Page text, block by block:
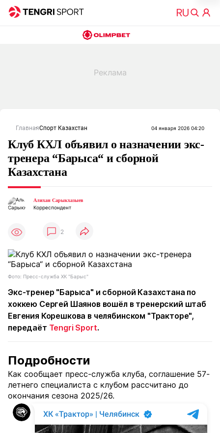
ГлавнаяСпорт Казахстан 04 января 2026 04:20
Клуб КХЛ объявил о назначении экс-
тренера “Барыса“ и сборной
Казахстана
Алихан Сарыкхазыев
Корреспондент
2
Фото: Пресс-служба ХК "Барыс"
Экс-тренер "Барыса" и сборной Казахстана по
хоккею Сергей Шаянов вошёл в тренерский штаб
Евгения Корешкова в челябинском "Тракторе",
передаёт Tengri Sport.
Подробности
Как сообщает пресс-служба клуба, соглашение 57-
летнего специалиста с клубом рассчитано до
окончания сезона 2025/26.